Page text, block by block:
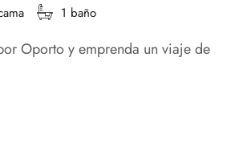
1 baño
Oporto y emprenda un viaje de